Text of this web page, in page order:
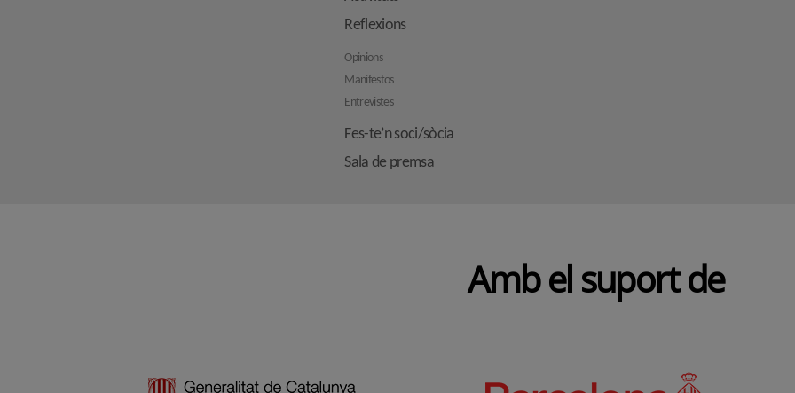
Reflexions
Opinions
Manifestos
Entrevistes
Fes-te’n soci/sòcia
Sala de premsa
Amb el suport de